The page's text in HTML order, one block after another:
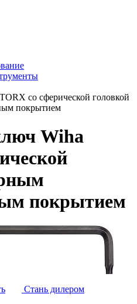
со сферической головкой
покрытием
Wiha
покрытием
Стань дилером